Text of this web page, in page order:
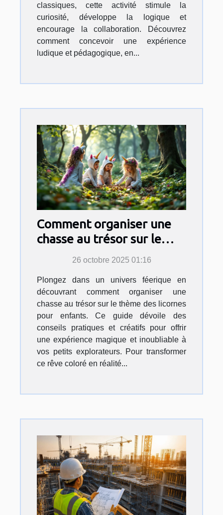
classiques, cette activité stimule la
curiosité, développe la logique et
encourage la collaboration. Découvrez
comment concevoir une expérience
ludique et pédagogique, en...
Comment organiser une
chasse au trésor sur le
thème des licornes pour
26 octobre 2025 01:16
Plongez dans un univers féerique en
découvrant comment organiser une
chasse au trésor sur le thème des licornes
pour enfants. Ce guide dévoile des
conseils pratiques et créatifs pour offrir
une expérience magique et inoubliable à
vos petits explorateurs. Pour transformer
ce rêve coloré en réalité...